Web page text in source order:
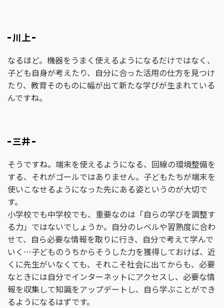
川上
なるほど。機器をうまく使えるようになるだけではなく、
子ども自身が考えたり、自分に合った活用の仕方を見つけ
たり、教育そのものに幅が出て新たな学びが生まれている
んですね。
三井
そうですね。端末を使えるようになる、回線の環境整備を
する、それがゴールではありません。子どもたちが端末を
使いこなせるようになった先にある姿というのが大切で
す。
小学校でも中学校でも、重要なのは「自らの学びを調整す
る力」ではないでしょうか。自分のレベルや習熟度に合わ
せて、自ら必要な情報を取りに行き、自分で考えて学んで
いく…子どものうちからそうした力を獲得しておけば、近
くに先生がいなくても、それこそ社会に出てからも、必要
なときには自分でインターネットにアクセスし、必要な情
報を収集して知識をアップデートし、自ら学ぶことができ
るようになるはずです。